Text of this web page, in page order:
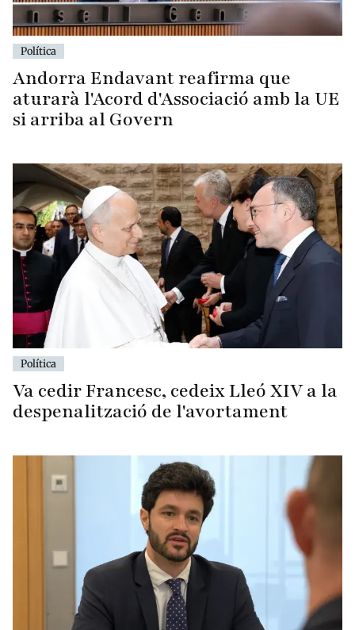
Política
Andorra Endavant reafirma que
aturarà l'Acord d'Associació amb la UE
si arriba al Govern
Política
Va cedir Francesc, cedeix Lleó XIV a la
despenalització de l'avortament